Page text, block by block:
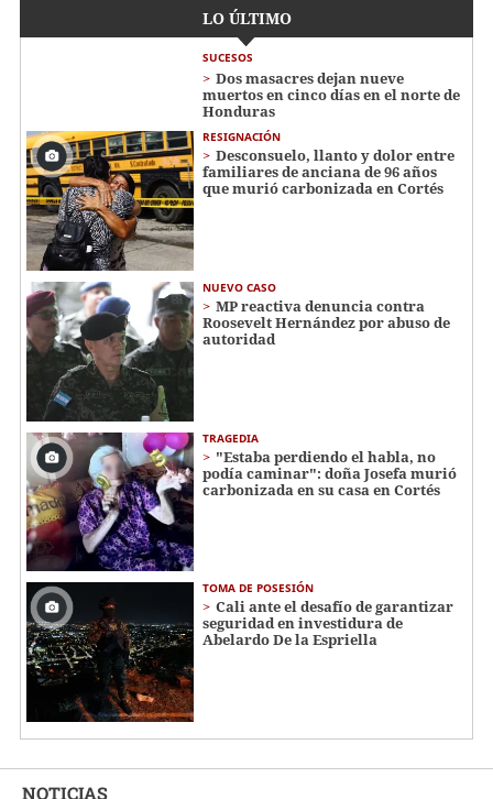
LO ÚLTIMO
SUCESOS
Dos masacres dejan nueve
muertos en cinco días en el norte de
Honduras
RESIGNACIÓN
​​​​Desconsuelo, llanto y dolor entre
familiares de anciana de 96 años
que murió carbonizada en Cortés
NUEVO CASO
MP reactiva denuncia contra
Roosevelt Hernández por abuso de
autoridad
TRAGEDIA
"Estaba perdiendo el habla, no
podía caminar": doña Josefa murió
carbonizada en su casa en Cortés
TOMA DE POSESIÓN
Cali ante el desafío de garantizar
seguridad en investidura de
Abelardo De la Espriella
NOTICIAS